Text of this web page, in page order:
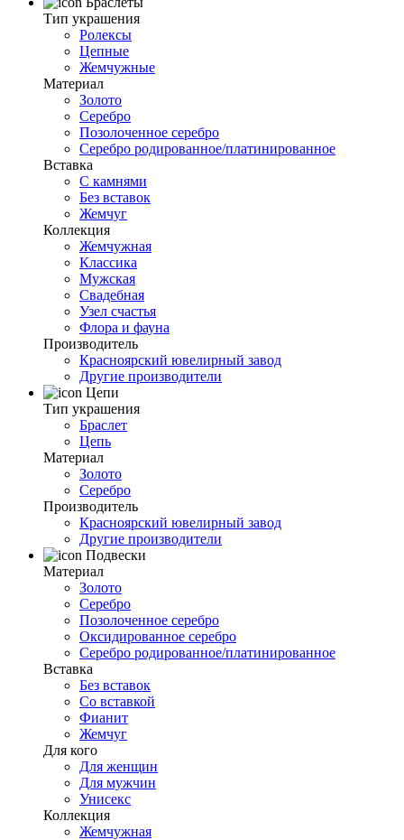
Тип украшения
Ролексы
Цепные
Жемчужные
Материал
Золото
Серебро
Позолоченное серебро
Серебро родированное/платинированное
Вставка
С камнями
Без вставок
Жемчуг
Коллекция
Жемчужная
Классика
Мужская
Свадебная
Узел счастья
Флора и фауна
Производитель
Красноярский ювелирный завод
Другие производители
Цепи
Тип украшения
Браслет
Цепь
Материал
Золото
Серебро
Производитель
Красноярский ювелирный завод
Другие производители
Подвески
Материал
Золото
Серебро
Позолоченное серебро
Оксидированное серебро
Серебро родированное/платинированное
Вставка
Без вставок
Со вставкой
Фианит
Жемчуг
Для кого
Для женщин
Для мужчин
Унисекс
Коллекция
Жемчужная